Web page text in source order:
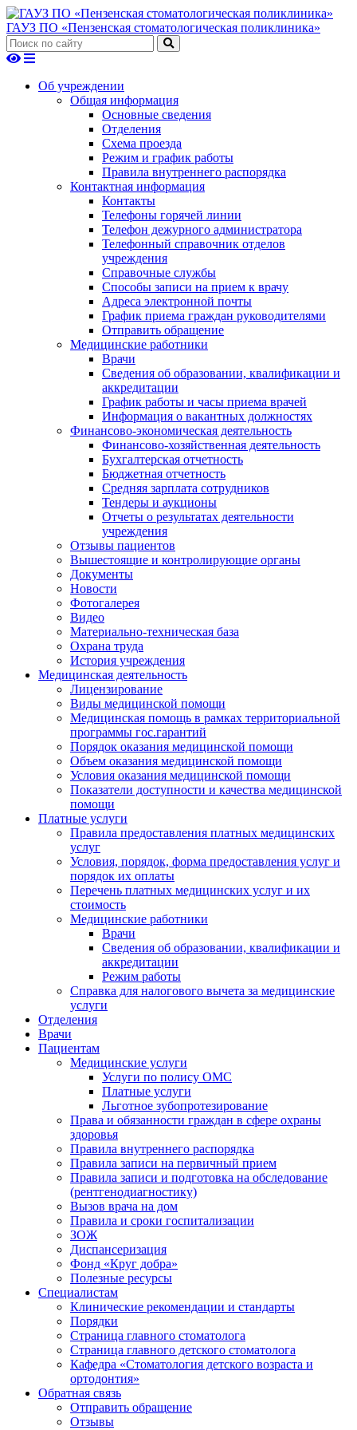
ГАУЗ ПО «Пензенская стоматологическая поликлиника»
Об учреждении
Общая информация
Основные сведения
Отделения
Схема проезда
Режим и график работы
Правила внутреннего распорядка
Контактная информация
Контакты
Телефоны горячей линии
Телефон дежурного администратора
Телефонный справочник отделов
учреждения
Справочные службы
Способы записи на прием к врачу
Адреса электронной почты
График приема граждан руководителями
Отправить обращение
Медицинские работники
Врачи
Сведения об образовании, квалификации и
аккредитации
График работы и часы приема врачей
Информация о вакантных должностях
Финансово-экономическая деятельность
Финансово-хозяйственная деятельность
Бухгалтерская отчетность
Бюджетная отчетность
Средняя зарплата сотрудников
Тендеры и аукционы
Отчеты о результатах деятельности
учреждения
Отзывы пациентов
Вышестоящие и контролирующие органы
Документы
Новости
Фотогалерея
Видео
Материально-техническая база
Охрана труда
История учреждения
Медицинская деятельность
Лицензирование
Виды медицинской помощи
Медицинская помощь в рамках территориальной
программы гос.гарантий
Порядок оказания медицинской помощи
Объем оказания медицинской помощи
Условия оказания медицинской помощи
Показатели доступности и качества медицинской
помощи
Платные услуги
Правила предоставления платных медицинских
услуг
Условия, порядок, форма предоставления услуг и
порядок их оплаты
Перечень платных медицинских услуг и их
стоимость
Медицинские работники
Врачи
Сведения об образовании, квалификации и
аккредитации
Режим работы
Справка для налогового вычета за медицинские
услуги
Отделения
Врачи
Пациентам
Медицинские услуги
Услуги по полису ОМС
Платные услуги
Льготное зубопротезирование
Права и обязанности граждан в сфере охраны
здоровья
Правила внутреннего распорядка
Правила записи на первичный прием
Правила записи и подготовка на обследование
(рентгенодиагностику)
Вызов врача на дом
Правила и сроки госпитализации
ЗОЖ
Диспансеризация
Фонд «Круг добра»
Полезные ресурсы
Специалистам
Клинические рекомендации и стандарты
Порядки
Страница главного стоматолога
Страница главного детского стоматолога
Кафедра «Стоматология детского возраста и
ортодонтия»
Обратная связь
Отправить обращение
Отзывы